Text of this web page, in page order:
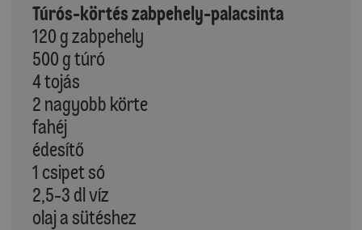
Túrós-körtés zabpehely-palacsinta
120 g zabpehely
500 g túró
4 tojás
2 nagyobb körte
fahéj
édesítő
1 csipet só
2,5-3 dl víz
olaj a sütéshez